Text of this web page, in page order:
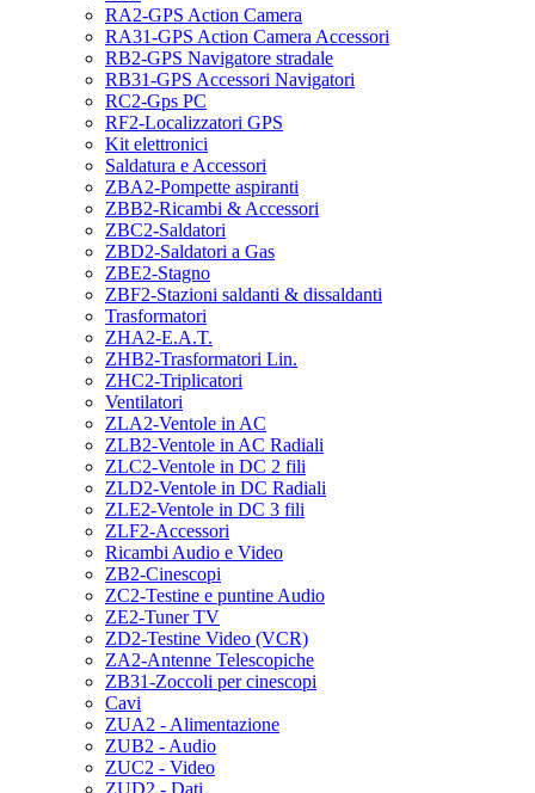
RA2-GPS Action Camera
RA31-GPS Action Camera Accessori
RB2-GPS Navigatore stradale
RB31-GPS Accessori Navigatori
RC2-Gps PC
RF2-Localizzatori GPS
Kit elettronici
Saldatura e Accessori
ZBA2-Pompette aspiranti
ZBB2-Ricambi & Accessori
ZBC2-Saldatori
ZBD2-Saldatori a Gas
ZBE2-Stagno
ZBF2-Stazioni saldanti & dissaldanti
Trasformatori
ZHA2-E.A.T.
ZHB2-Trasformatori Lin.
ZHC2-Triplicatori
Ventilatori
ZLA2-Ventole in AC
ZLB2-Ventole in AC Radiali
ZLC2-Ventole in DC 2 fili
ZLD2-Ventole in DC Radiali
ZLE2-Ventole in DC 3 fili
ZLF2-Accessori
Ricambi Audio e Video
ZB2-Cinescopi
ZC2-Testine e puntine Audio
ZE2-Tuner TV
ZD2-Testine Video (VCR)
ZA2-Antenne Telescopiche
ZB31-Zoccoli per cinescopi
Cavi
ZUA2 - Alimentazione
ZUB2 - Audio
ZUC2 - Video
ZUD2 - Dati